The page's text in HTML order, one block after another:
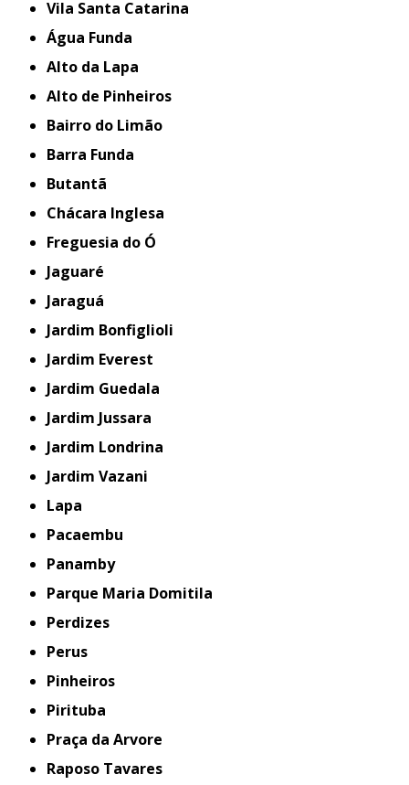
Vila Santa Catarina
Água Funda
Alto da Lapa
Alto de Pinheiros
Bairro do Limão
Barra Funda
Butantã
Chácara Inglesa
Freguesia do Ó
Jaguaré
Jaraguá
Jardim Bonfiglioli
Jardim Everest
Jardim Guedala
Jardim Jussara
Jardim Londrina
Jardim Vazani
Lapa
Pacaembu
Panamby
Parque Maria Domitila
Perdizes
Perus
Pinheiros
Pirituba
Praça da Arvore
Raposo Tavares